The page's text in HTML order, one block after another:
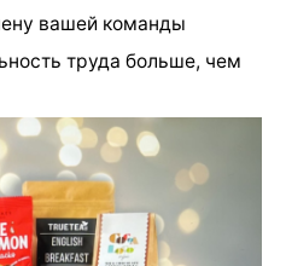
вашей команды
труда больше, чем